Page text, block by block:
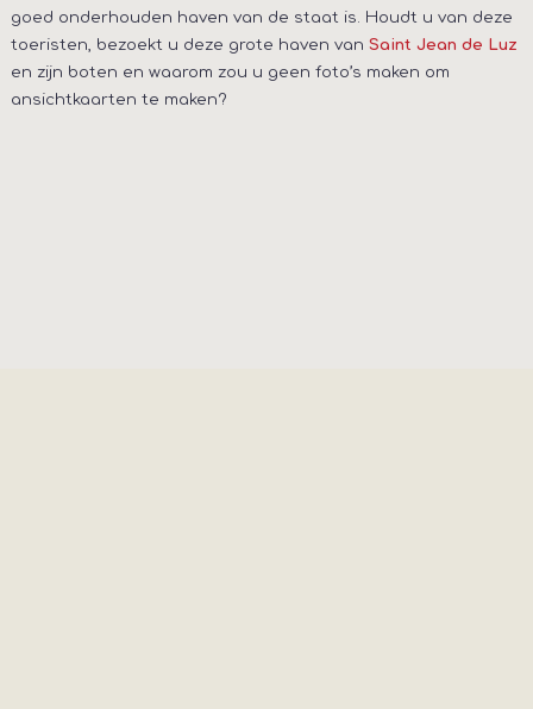
goed onderhouden haven van de staat is. Houdt u van deze
toeristen, bezoekt u deze grote haven van Saint Jean de Luz
en zijn boten en waarom zou u geen foto’s maken om
ansichtkaarten te maken?